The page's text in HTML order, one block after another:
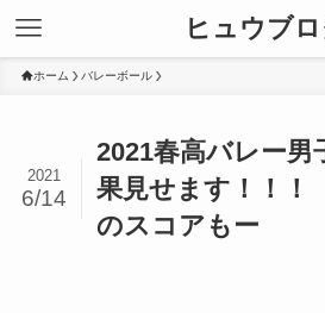
ヒュウブ
ホーム バレーボール
2021春高バレー男
果見せます！！
のスコアもー
2021
6/14